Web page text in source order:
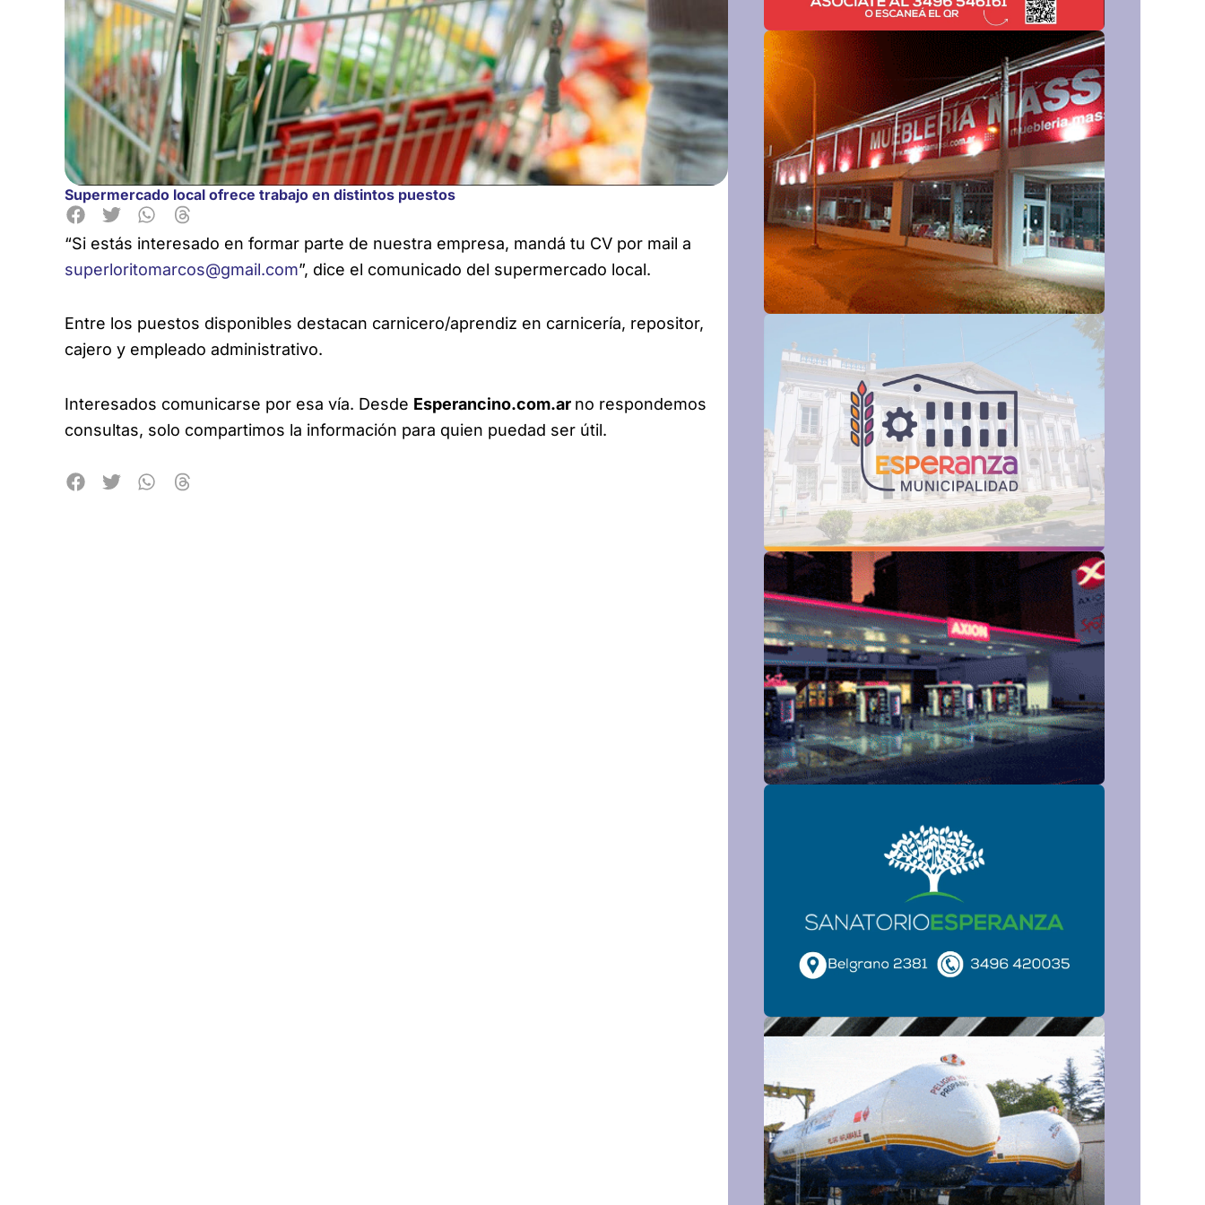
Supermercado local ofrece trabajo en distintos puestos
“Si estás interesado en formar parte de nuestra empresa, mandá tu CV por mail a
superloritomarcos@gmail.com”, dice el comunicado del supermercado local.
Entre los puestos disponibles destacan carnicero/aprendiz en carnicería, repositor,
cajero y empleado administrativo.
Interesados comunicarse por esa vía. Desde Esperancino.com.ar no respondemos
consultas, solo compartimos la información para quien puedad ser útil.